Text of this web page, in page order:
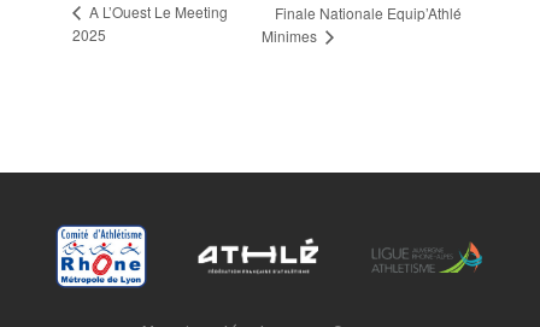
A L’Ouest Le Meeting
2025
Finale Nationale Equip’Athlé
Minimes